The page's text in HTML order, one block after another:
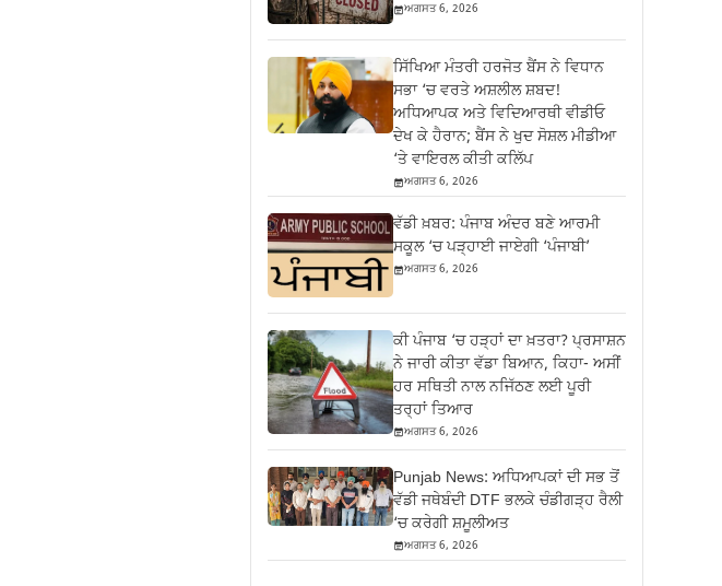
ਅਗਸਤ 6, 2026
ਸਿੱਖਿਆ ਮੰਤਰੀ ਹਰਜੋਤ ਬੈਂਸ ਨੇ ਵਿਧਾਨ
ਸਭਾ ‘ਚ ਵਰਤੇ ਅਸ਼ਲੀਲ ਸ਼ਬਦ!
ਅਧਿਆਪਕ ਅਤੇ ਵਿਦਿਆਰਥੀ ਵੀਡੀਓ
ਦੇਖ ਕੇ ਹੈਰਾਨ; ਬੈਂਸ ਨੇ ਖੁਦ ਸੋਸ਼ਲ ਮੀਡੀਆ
‘ਤੇ ਵਾਇਰਲ ਕੀਤੀ ਕਲਿੱਪ
ਅਗਸਤ 6, 2026
ਵੱਡੀ ਖ਼ਬਰ: ਪੰਜਾਬ ਅੰਦਰ ਬਣੇ ਆਰਮੀ
ਸਕੂਲ ‘ਚ ਪੜ੍ਹਾਈ ਜਾਏਗੀ ‘ਪੰਜਾਬੀ’
ਅਗਸਤ 6, 2026
ਕੀ ਪੰਜਾਬ ‘ਚ ਹੜ੍ਹਾਂ ਦਾ ਖ਼ਤਰਾ? ਪ੍ਰਸਾਸ਼ਨ
ਨੇ ਜਾਰੀ ਕੀਤਾ ਵੱਡਾ ਬਿਆਨ, ਕਿਹਾ- ਅਸੀਂ
ਹਰ ਸਥਿਤੀ ਨਾਲ ਨਜਿੱਠਣ ਲਈ ਪੂਰੀ
ਤਰ੍ਹਾਂ ਤਿਆਰ
ਅਗਸਤ 6, 2026
Punjab News: ਅਧਿਆਪਕਾਂ ਦੀ ਸਭ ਤੋਂ
ਵੱਡੀ ਜਥੇਬੰਦੀ DTF ਭਲਕੇ ਚੰਡੀਗੜ੍ਹ ਰੈਲੀ
‘ਚ ਕਰੇਗੀ ਸ਼ਮੂਲੀਅਤ
ਅਗਸਤ 6, 2026